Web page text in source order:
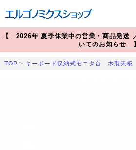
【 2026年 夏季休業中の営業・商品発送
いてのお知らせ 】
TOP > キーボード収納式モニタ台 木製天板